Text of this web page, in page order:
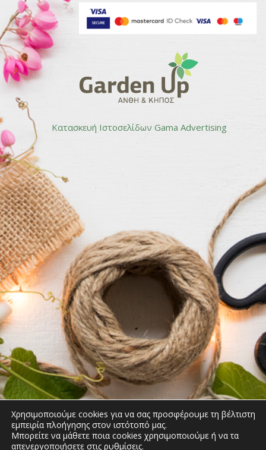
Κατασκευή Ιστοσελίδων Gama Advertising
Χρησιμοποιούμε cookies για να σας προσφέρουμε τη βέλτιστη
εμπειρία πλοήγησης στον ιστότοπό μας.
Μπορείτε να μάθετε ποια cookies χρησιμοποιούμε ή να τα
απενεργοποιήσετε στις ρυθμίσεις.